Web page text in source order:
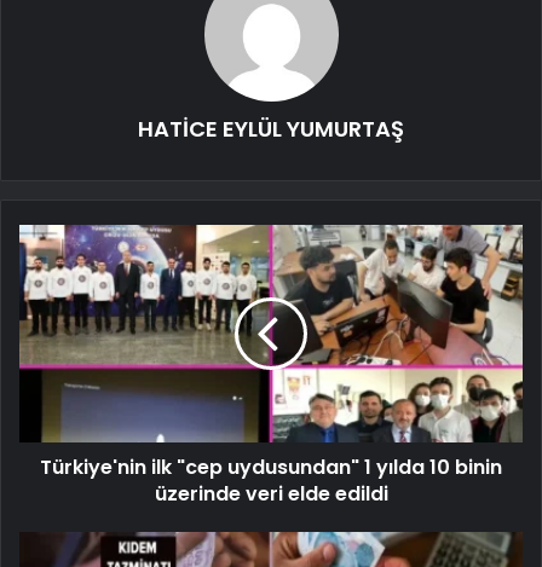
HATİCE EYLÜL YUMURTAŞ
Türkiye'nin ilk "cep uydusundan" 1 yılda 10 binin
üzerinde veri elde edildi